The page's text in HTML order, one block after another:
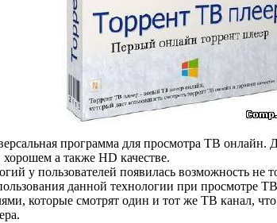
программа для просмотра ТВ онлайн.
а также HD качестве.
у пользователей появилась возможность не
данной технологии при просмотре
которые смотрят один и тот же ТВ канал,